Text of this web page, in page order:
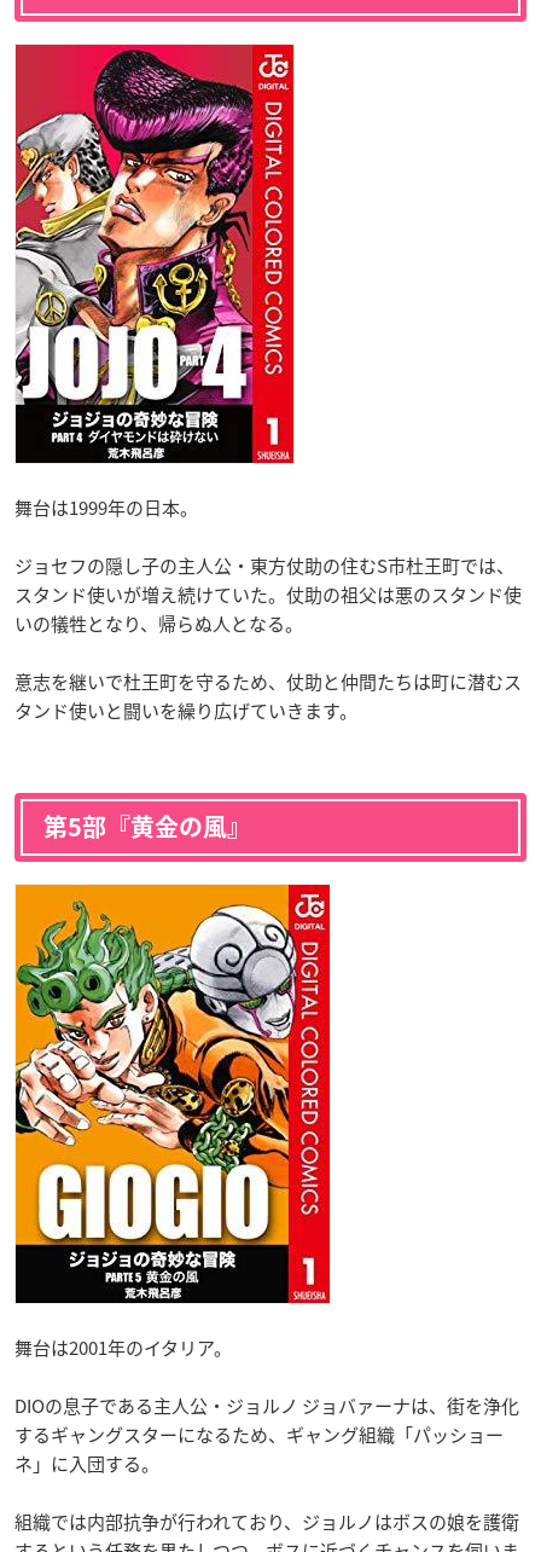
舞台は1999年の日本。
ジョセフの隠し子の主人公・東方仗助の住むS市杜王町では、
スタンド使いが増え続けていた。仗助の祖父は悪のスタンド使
いの犠牲となり、帰らぬ人となる。
意志を継いで杜王町を守るため、仗助と仲間たちは町に潜むス
タンド使いと闘いを繰り広げていきます。
第5部『黄金の風』
舞台は2001年のイタリア。
DIOの息子である主人公・ジョルノ ジョバァーナは、街を浄化
するギャングスターになるため、ギャング組織「パッショー
ネ」に入団する。
組織では内部抗争が行われており、ジョルノはボスの娘を護衛